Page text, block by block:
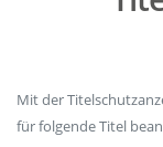
Mit der
für folgende Titel